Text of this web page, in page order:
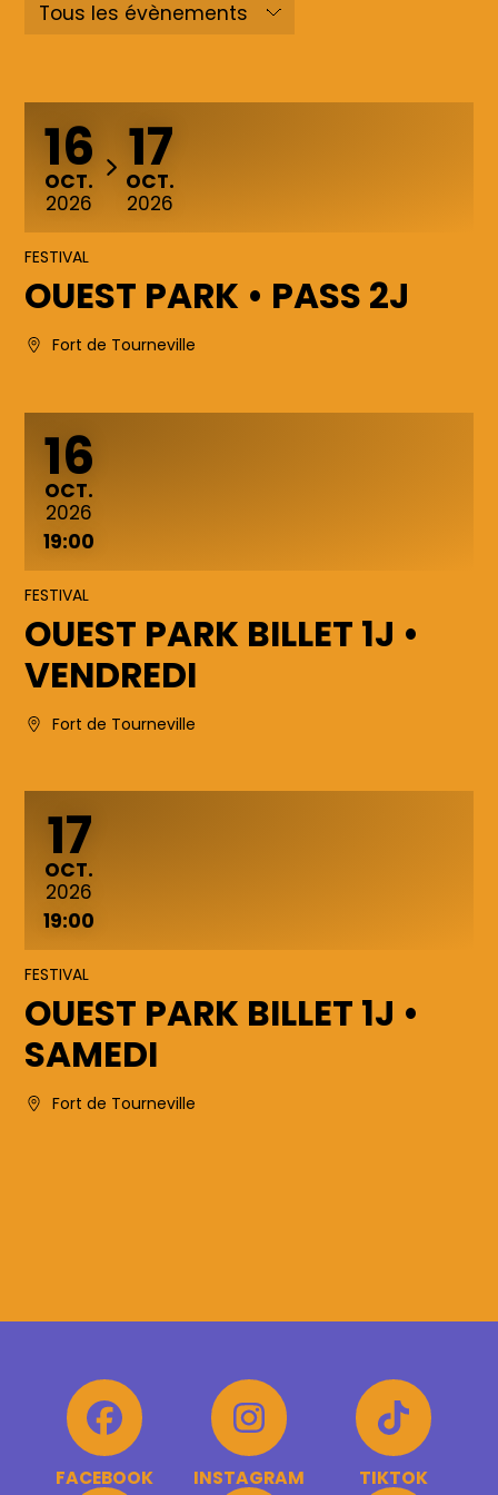
DU
16
OCTOBRE
OCT.
2026
AU 17
OCTOBRE
OCT.
2026
FESTIVAL
OUEST PARK • PASS 2J
Fort de Tourneville
16
OCTOBRE
OCT.
2026
19:00
FESTIVAL
OUEST PARK BILLET 1J •
VENDREDI
Fort de Tourneville
17
OCTOBRE
OCT.
2026
19:00
FESTIVAL
OUEST PARK BILLET 1J •
SAMEDI
Fort de Tourneville
FACEBOOK INSTAGRAM TIKTOK
Mon compte
Instagram
TikTok
Youtube
Contact
Newsletter